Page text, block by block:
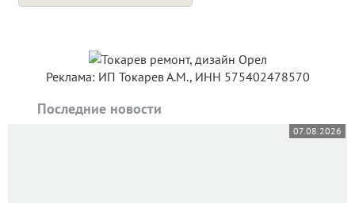
Реклама: ИП Токарев А.М., ИНН 575402478570
Последние новости
07.08.2026